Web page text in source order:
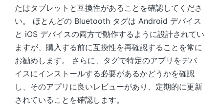
たはタブレットと互換性があることを確認してくださ
い。 ほとんどの Bluetooth タグは Android デバイス
と iOS デバイスの両方で動作するように設計されてい
ますが、購入する前に互換性を再確認することを常に
お勧めします。 さらに、タグで特定のアプリをデバ
イスにインストールする必要があるかどうかを確認
し、そのアプリに良いレビューがあり、定期的に更新
されていることを確認します。